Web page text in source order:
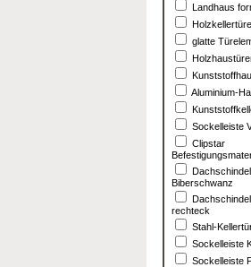
Landhaus
glatte
Aluminium-
Sockelleiste
Clipstar
Biberschwanz
rechteck
Stahl-
Sockelleiste
Sockelleiste